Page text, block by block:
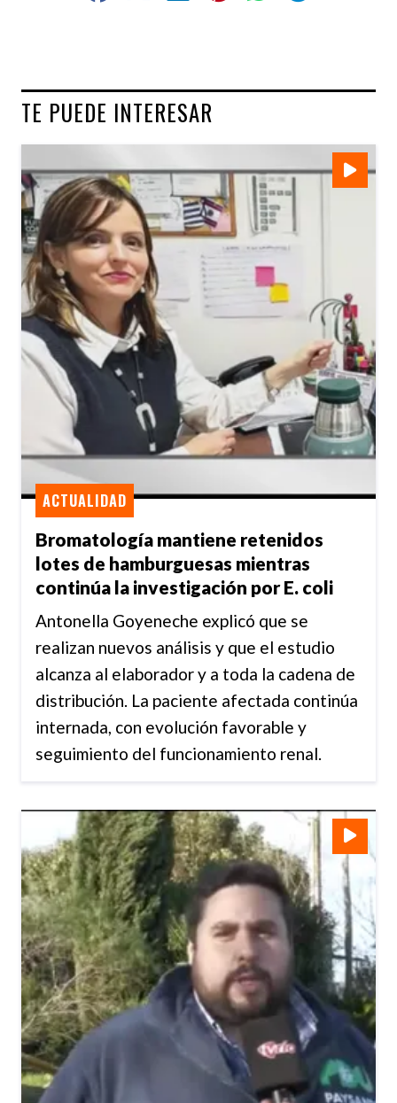
TE PUEDE INTERESAR
Bromatología mantiene retenidos
lotes de hamburguesas mientras
continúa la investigación por E. coli
ACTUALIDAD
Antonella Goyeneche explicó que se
realizan nuevos análisis y que el estudio
alcanza al elaborador y a toda la cadena de
distribución. La paciente afectada continúa
internada, con evolución favorable y
seguimiento del funcionamiento renal.